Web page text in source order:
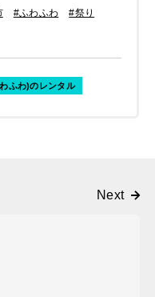
#ふわふわ
#祭り
ふわ)のレンタル